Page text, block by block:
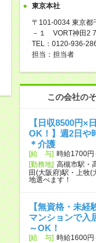
東京本社
〒101-0034 東京都
－１ VORT神田2
TEL：0120-936-
担当：担当者
この会社の
【日収8500円×
OK！】週2日や
＊介護
[給 与] 時給1700円
[勤務地] 高槻市駅・
田(大阪府)駅・上
地選べます！
【無資格・未
マンションで入
～OK！
[給 与] 時給1600